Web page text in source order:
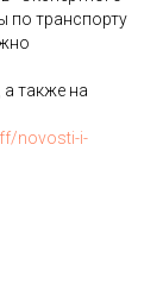
по транспорту
, а также на
novosti-i-